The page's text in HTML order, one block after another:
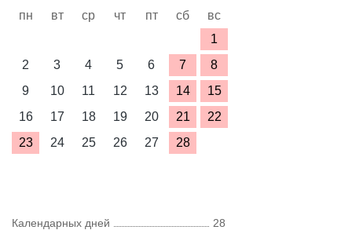
пн вт ср чт пт сб
вс
1
2
3 4 5 6 7
8
9
10 11 12 13 14
15
16
17 18 19 20 21
22
23
24 25 26 27 28
Календарных дней
28